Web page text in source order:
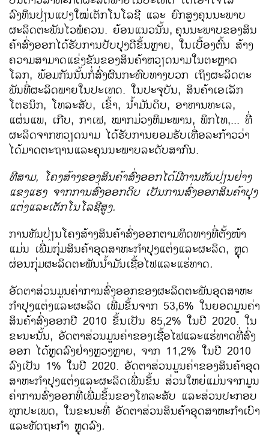
ລົງທຶນ​ປ່ຽນ​ແປງ​ໃໝ່​ເຕັກ​ໂນ​ໂລ​ຊີ ​ແລະ ຍົກ​ສູງ​ຄຸນ​ນະພາ​ບ
ຜະລິດ​ຕະພັນ​ໄວ​ພໍ​ຄວນ. ຍ້ອນ​ແນວ​ນັ້ນ, ຄຸນ​ນະ​ພາບ​ຂອງ​ສິນ​
ຄ້າ​ສົ່ງ​ອອກ​ໄດ້​ຮັບ​ການ​ປັບ​ປຸງດີ​ຂຶ້ນ​ຫຼາຍ, ໃນ​ເບື້ອງ​ຕົ້ນ​ ສ້າງ​
ຄວາມ​ສາ​ມາດ​ແຂ່ງ​ຂັນ​ຂອງ​ສິນ​ຄ້າ​ຫວຽດ​ນາມ​ໃນ​ຕະ​ຫຼາດ​
ໂລກ, ພ້ອມ​ກັນ​ນັ້ນ​ກໍ່ສົ່ງ​ຜົນ​ກະທົບ​ທາງ​ບວກ​ ເຖິງ​ຜະລິດ​ຕະ
ພັນ​ທີ່​ຜະລິດ​ພາຍ​ໃນ​ປະ​ເທດ. ​ໃນ​ປະ​ຈຸ​ບັນ, ສິນຄ້າ​ເອ​ເລັກ​
ໂຕຣນິກ, ​ໂທລະສັບ, ​ເຂົ້າ, ນ້ຳມັນ​ດິບ, ອາຫານທະເລ, ​
ແຜ່ນ​ແພ, ​ເກີບ, ກາ​​ເຟ, ໝາກມ່ວງ​ຫິມະພານ, ພິກ​ໄທ,... ທີ່​
ຜະລິດ​ຈາກ​ຫວຽດນາມ​ ໄດ້​ຮັບ​ການ​ຍອມຮັບ​ເທື່ອ​ລະ​ກ້າວ​ວ່າ ​
ໄດ້​ມາດຕະຖານ​ແລະ​ຄຸນ​ນະພາ​ບລະດັບ​ສາກົນ.
ທີ​ສາມ, ໂຄງ​ສ້າງ​ຂອງ​ສິນ​ຄ້າ​ສົ່ງ​ອອກ​ໄດ້​ມີ​ການ​ຫັນ​ປ່ຽນ​ຢ່າງ​
ແຂງ​ແຮງ​ ຈາກ​ການ​ສົ່ງ​ອອກ​​ດິບ ​ເປັນ​ການ​ສົ່ງ​ອອກ​ສິນ​ຄ້າ​ປຸງ​
ແຕ່ງ​ແລະ​ເຕັກ​ໂນ​ໂລ​ຊີ​ສູງ​.
ການ​ຫັນປ່ຽນ​ໂຄງ​ສ້າງ​ສິນຄ້າ​ສົ່ງ​ອອກ​ຕາມ​ທິດ​ທາງ​ທີ່​ຕັ້ງໜ້າ​
ແມ່ນ ເພີ່ມກຸ່ມ​ສິນຄ້າ​ອຸດສາຫະກຳ​ປຸງ​ແຕ່ງ​ແລະຜະລິດ, ຫຼຸດ
ຜ່ອນ​ກຸ່ມ​ຜະລິດ​ຕະພັນ​ນ້ຳມັນ​ເຊື້ອ​ໄຟ​ແລະ​ແຮ່ທາດ.
ອັດ​ຕາ​ສ່ວນ​ມູນ​ຄ່າ​ການ​ສົ່ງ​ອອກ​ຂອງ​ຜະ​ລິດ​ຕະ​ພັນ​ອຸດ​ສາ​ຫະ​
ກໍາ​ປຸງ​ແຕ່ງ​ແລະ​ຜະ​ລິດ ເພີ່ມ​ຂຶ້ນ​ຈາກ 53,6% ​ໃນ​ຍອດ​ມູນ​ຄ່າ​
ສິນຄ້າ​ສົ່ງ​ອອກ​ປີ 2010 ຂຶ້ນ​ເປັນ 85,2% ​ໃນປີ 2020. ​ໃນ​
ຂະນະ​ນັ້ນ, ອັດ​ຕາ​ສ່ວນມູນ​ຄ່າ​ຂອງ​ເຊື້ອ​ໄຟ​​ແລະ​ແຮ່ທາດ​ທີ່​ສົ່ງ​
ອອກ​ ໄດ້​ຫຼຸດ​ລົງ​ຢ່າງ​ຫຼວງ​ຫຼາຍ, ຈາກ 11,2% ​ໃນ​ປີ 2010
ລົງ​ເປັນ 1% ​ໃນ​ປີ 2020. ອັດ​ຕາ​ສ່ວນມູນ​ຄ່າ​ຂອງສິນຄ້າ​ອຸດ​
ສາ​ຫະ​ກໍາ​ປຸງ​ແຕ່ງ​ແລະ​ຜະ​ລິດ​ເພີ່​ນຂຶ້ນ ສ່ວນ​ໃຫຍ່​ແມ່ນ​ຈາກ​ມູນ​
ຄ່າ​ການ​ສົ່ງ​ອອກ​ທີ່​ເພີ່ມ​ຂຶ້ນ​ຂອງ​​ໂທລະ​ສັບ​​ ແລະ​ສ່ວນ​ປະກອບ​
ທຸກ​ປະ​ເ​ພດ, ​ໃນ​ຂະນະ​ທີ່​ ອັດຕາ​ສ່ວນ​ສິນຄ້າ​ອຸດສາຫະກຳ​ເບົາ​
ແລະ​ຫັດ​ຖະກຳ ຫຼຸດ​ລົງ.